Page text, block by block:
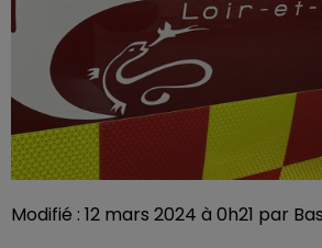
Modifié : 12 mars 2024 à 0h21 par